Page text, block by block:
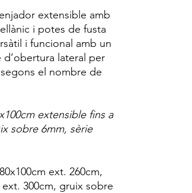
extensible amb
i potes de fusta
i funcional amb un
d’obertura lateral per
el nombre de
extensible fins a
sobre 6mm, sèrie
ext. 260cm,
ext. 300cm, gruix sobre